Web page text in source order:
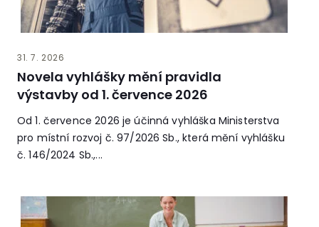
31. 7. 2026
Novela vyhlášky mění pravidla
výstavby od 1. července 2026
Od 1. července 2026 je účinná vyhláška Ministerstva
pro místní rozvoj č. 97/2026 Sb., která mění vyhlášku
č. 146/2024 Sb.,...